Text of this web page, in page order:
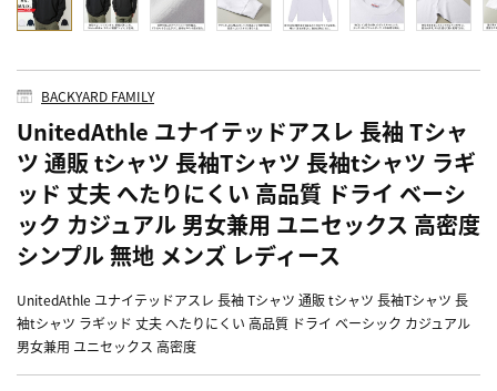
BACKYARD FAMILY
UnitedAthle ユナイテッドアスレ 長袖 Tシャ
ツ 通販 tシャツ 長袖Tシャツ 長袖tシャツ ラギ
ッド 丈夫 へたりにくい 高品質 ドライ ベーシ
ック カジュアル 男女兼用 ユニセックス 高密度
シンプル 無地 メンズ レディース
UnitedAthle ユナイテッドアスレ 長袖 Tシャツ 通販 tシャツ 長袖Tシャツ 長
袖tシャツ ラギッド 丈夫 へたりにくい 高品質 ドライ ベーシック カジュアル
男女兼用 ユニセックス 高密度